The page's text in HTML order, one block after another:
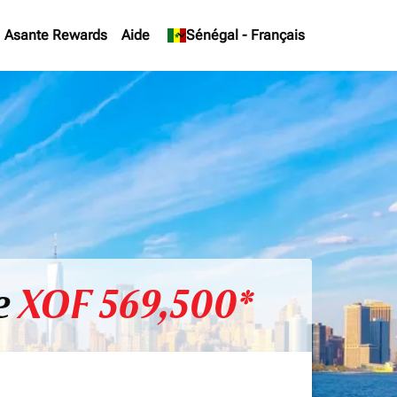
Asante Rewards Aide Sénégal - Français
keyboard_arrow_down
XOF 569,500*